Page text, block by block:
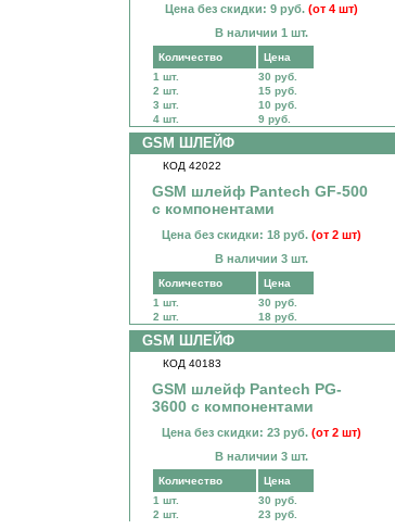
Цена без скидки: 9 руб. (от 4 шт)
В наличии 1 шт.
Количество
Цена
1 шт.
30 руб.
2 шт.
15 руб.
3 шт.
10 руб.
4 шт.
9 руб.
GSM ШЛЕЙФ
КОД 42022
GSM шлейф Pantech GF-500
с компонентами
Цена без скидки: 18 руб. (от 2 шт)
В наличии 3 шт.
Количество
Цена
1 шт.
30 руб.
2 шт.
18 руб.
GSM ШЛЕЙФ
КОД 40183
GSM шлейф Pantech PG-
3600 с компонентами
Цена без скидки: 23 руб. (от 2 шт)
В наличии 3 шт.
Количество
Цена
1 шт.
30 руб.
2 шт.
23 руб.